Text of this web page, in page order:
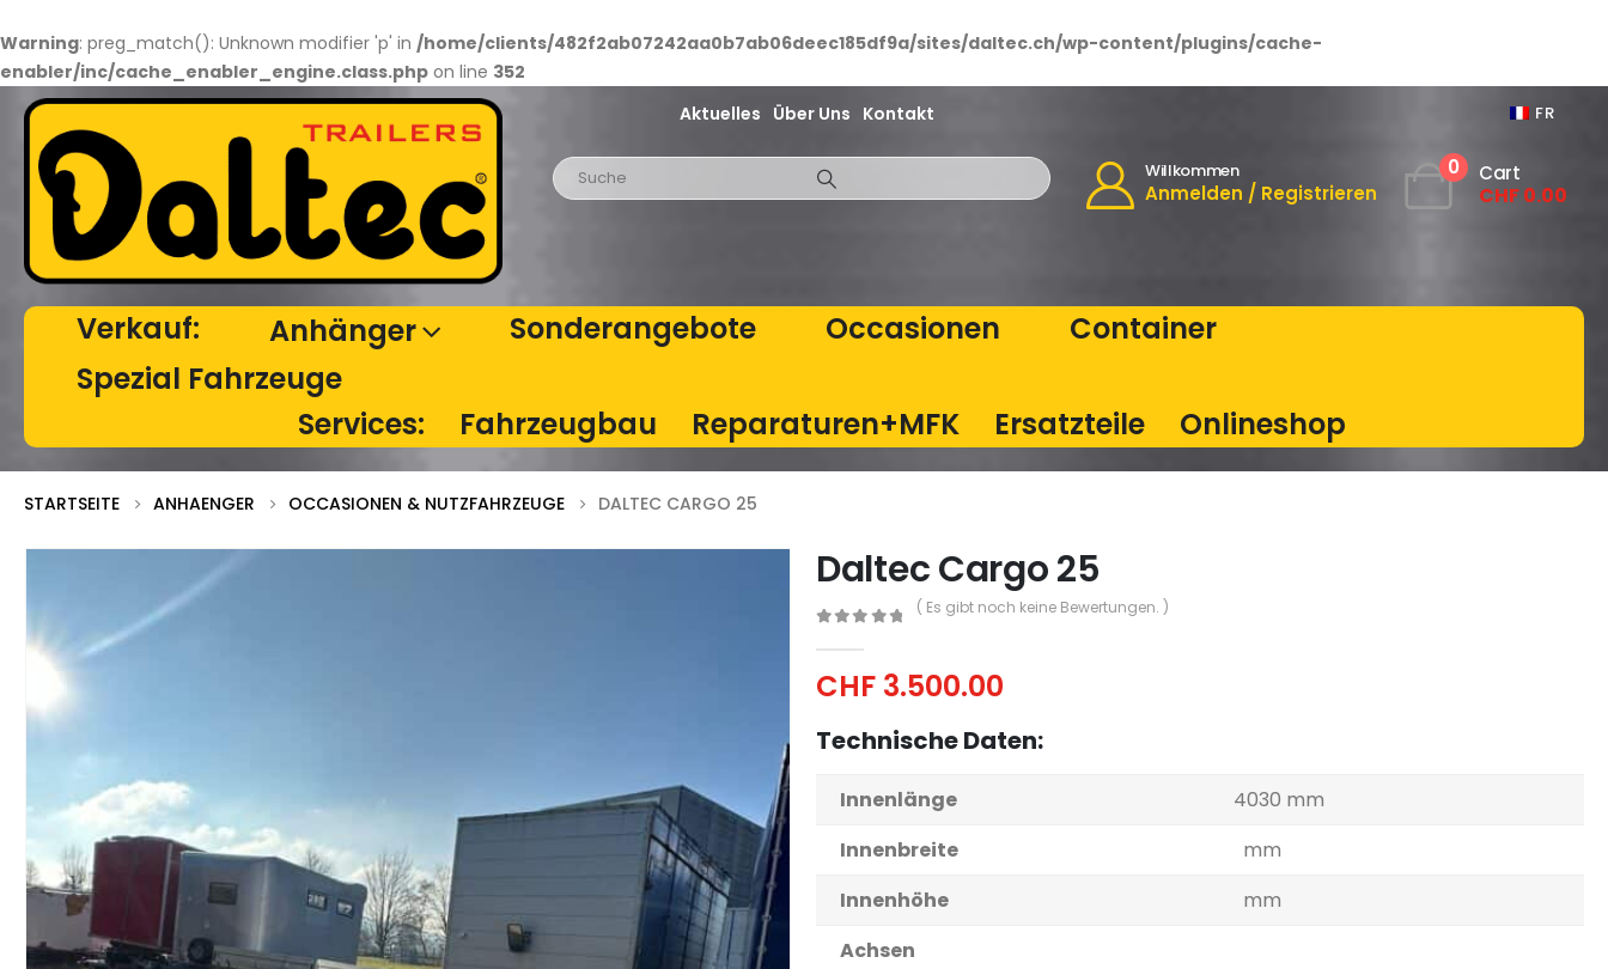
Warning: preg_match(): Unknown modifier 'p' in /home/clients/482f2ab07242aa0b7ab06deec185df9a/sites/daltec.ch/wp-content/plugins/cache-
enabler/inc/cache_enabler_engine.class.php on line 352
Aktuelles Über Uns Kontakt FR
Willkommen
Anmelden / Registrieren
0 Cart
CHF0.00
Verkauf: Anhänger Sonderangebote Occasionen
Container
Spezial Fahrzeuge
Services:
Fahrzeugbau Reparaturen+MFK Ersatzteile Onlineshop
STARTSEITE ANHAENGER OCCASIONEN & NUTZFAHRZEUGE DALTEC CARGO 25
Daltec Cargo 25
( Es gibt noch keine Bewertungen. )
CHF 3.500.00
Technische Daten:
Innenlänge
4030 mm
Innenbreite
mm
Innenhöhe
mm
Achsen